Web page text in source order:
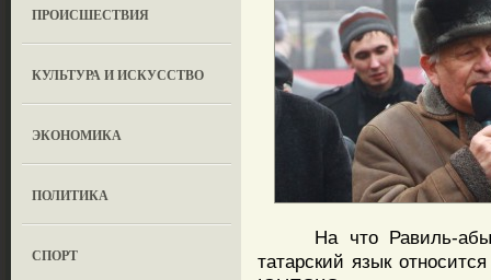
ПРОИСШЕСТВИЯ
КУЛЬТУРА И ИСКУССТВО
ЭКОНОМИКА
ПОЛИТИКА
СПОРТ
На что Равиль-абый,
татарский язык